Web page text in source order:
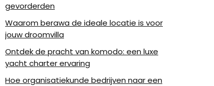
gevorderden
Waarom berawa de ideale locatie is voor
jouw droomvilla
Ontdek de pracht van komodo: een luxe
yacht charter ervaring
Hoe organisatiekunde bedrijven naar een